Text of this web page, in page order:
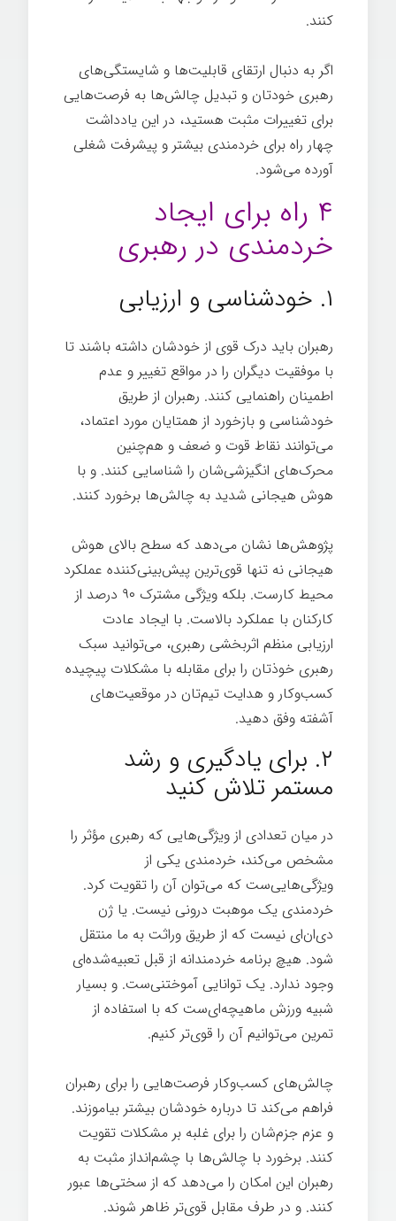
کنند.
اگر به دنبال ارتقای قابلیت‌ها و شایستگی‌های
رهبری خودتان و تبدیل چالش‌ها به فرصت‌هایی
برای تغییرات مثبت هستید، در این یادداشت
چهار راه برای خردمندی بیشتر و پیشرفت شغلی
آورده می‌شود.
۴ راه برای ایجاد
خردمندی در رهبری
۱. خودشناسی و ارزیابی
رهبران باید درک قوی از خودشان داشته باشند تا
با موفقیت دیگران را در مواقع تغییر و عدم
اطمینان راهنمایی کنند. رهبران از طریق
خودشناسی و بازخورد از همتایان مورد اعتماد،
می‌توانند نقاط قوت و ضعف و هم‌چنین
محرک‌های انگیزشی‌شان را شناسایی کنند. و با
هوش هیجانی شدید به چالش‌ها برخورد کنند.
پژوهش‌ها نشان می‌دهد که سطح بالای هوش
هیجانی نه تنها قوی‌ترین پیش‌بینی‌کننده عملکرد
محیط کارست. بلکه ویژگی مشترک ۹۰ درصد از
کارکنان با عملکرد بالاست. با ایجاد عادت
ارزیابی منظم اثربخشی رهبری، می‌توانید سبک
رهبری خوذتان را برای مقابله با مشکلات پیچیده
کسب‌وکار و هدایت تیم‌تان در موقعیت‌های
آشفته وفق دهید.
۲. برای یادگیری و رشد
مستمر تلاش کنید
در میان تعدادی از ویژگی‌هایی که رهبری مؤثر را
مشخص می‌کند، خردمندی یکی از
ویژگی‌هایی‌ست که می‌توان آن را تقویت کرد.
خردمندی یک موهبت درونی نیست. یا ژن
دی‌ان‌ای نیست که از طریق وراثت به ما منتقل
شود. هیچ برنامه خردمندانه از قبل تعبیه‌شده‌ای
وجود ندارد. یک توانایی آموختنی‌ست. و بسیار
شبیه ورزش ماهیچه‌ای‌ست که با استفاده از
تمرین می‌توانیم آن را قوی‌تر کنیم.
چالش‌های کسب‌وکار فرصت‌هایی را برای رهبران
فراهم می‌کند تا درباره خودشان بیشتر بیاموزند.
و عزم جزم‌شان را برای غلبه بر مشکلات تقویت
کنند. برخورد با چالش‌ها با چشم‌انداز مثبت به
رهبران این امکان را می‌دهد که از سختی‌ها عبور
کنند. و در طرف مقابل قوی‌تر ظاهر شوند.